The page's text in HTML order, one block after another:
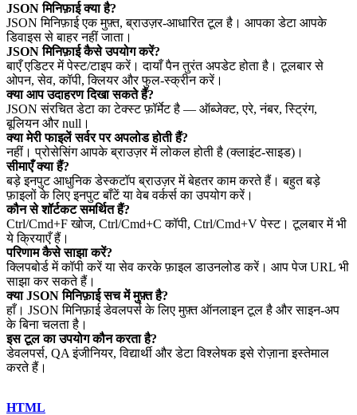
JSON मिनिफ़ाई क्या है?
JSON मिनिफ़ाई एक मुफ़्त, ब्राउज़र‑आधारित टूल है। आपका डेटा आपके
डिवाइस से बाहर नहीं जाता।
JSON मिनिफ़ाई कैसे उपयोग करें?
बाएँ एडिटर में पेस्ट/टाइप करें। दायाँ पैन तुरंत अपडेट होता है। टूलबार से
ओपन, सेव, कॉपी, क्लियर और फुल‑स्क्रीन करें।
क्या आप उदाहरण दिखा सकते हैं?
JSON संरचित डेटा का टेक्स्ट फ़ॉर्मेट है — ऑब्जेक्ट, एरे, नंबर, स्ट्रिंग,
बूलियन और null।
क्या मेरी फाइलें सर्वर पर अपलोड होती हैं?
नहीं। प्रोसेसिंग आपके ब्राउज़र में लोकल होती है (क्लाइंट‑साइड)।
सीमाएँ क्या हैं?
बड़े इनपुट आधुनिक डेस्कटॉप ब्राउज़र में बेहतर काम करते हैं। बहुत बड़े
फ़ाइलों के लिए इनपुट बाँटें या वेब वर्कर्स का उपयोग करें।
कौन से शॉर्टकट समर्थित हैं?
Ctrl/Cmd+F खोज, Ctrl/Cmd+C कॉपी, Ctrl/Cmd+V पेस्ट। टूलबार में भी
ये क्रियाएँ हैं।
परिणाम कैसे साझा करें?
क्लिपबोर्ड में कॉपी करें या सेव करके फ़ाइल डाउनलोड करें। आप पेज URL भी
साझा कर सकते हैं।
क्या JSON मिनिफ़ाई सच में मुफ़्त है?
हाँ। JSON मिनिफ़ाई डेवलपर्स के लिए मुफ़्त ऑनलाइन टूल है और साइन‑अप
के बिना चलता है।
इस टूल का उपयोग कौन करता है?
डेवलपर्स, QA इंजीनियर, विद्यार्थी और डेटा विश्लेषक इसे रोज़ाना इस्तेमाल
करते हैं।
HTML